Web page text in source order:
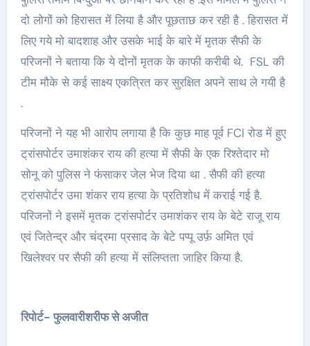
दो लोगों को हिरासत में लिया है और पूछताछ कर रही है . हिरासत में
लिए गये मो बादशाह और उसके भाई के बारे में मृतक सैफी के
परिजनों ने बताया कि ये दोनों मृतक के काफी करीबी थे. FSL की
टीम मौके से कई साक्ष्य एकत्रित कर सुरक्षित अपने साथ ले गयी है
.
परिजनों ने यह भी आरोप लगाया है कि कुछ माह पूर्व FCI रोड में हुए
ट्रांसपोर्टर उमाशंकर राय की हत्या में सैफी के एक रिश्तेदार मो
सोनू को पुलिस ने फंसाकर जेल भेज दिया था . सैफी की हत्या
ट्रांसपोर्टर उमा शंकर राय हत्या के प्रतिशोध में कराई गई है.
परिजनों ने इसमें मृतक ट्रांसपोर्टर उमाशंकर राय के बेटे राजू राय
एवं जितेन्द्र और चंद्रमा प्रसाद के बेटे पप्पू उर्फ़ अमित एवं
खिलेश्वर पर सैफी की हत्या में संलिप्तता जाहिर किया है.
रिपोर्ट- फुलवारीशरीफ से अजीत